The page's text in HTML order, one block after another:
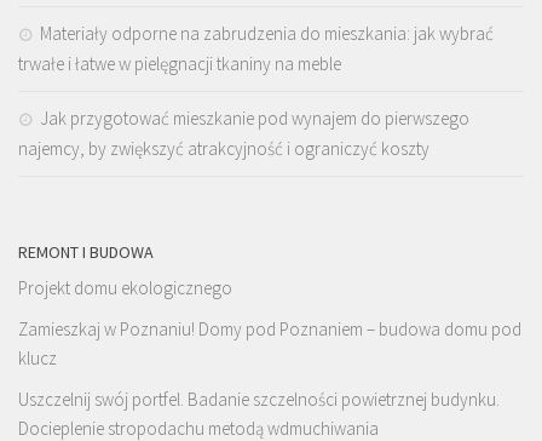
Materiały odporne na zabrudzenia do mieszkania: jak wybrać
trwałe i łatwe w pielęgnacji tkaniny na meble
Jak przygotować mieszkanie pod wynajem do pierwszego
najemcy, by zwiększyć atrakcyjność i ograniczyć koszty
REMONT I BUDOWA
Projekt domu ekologicznego
Zamieszkaj w Poznaniu! Domy pod Poznaniem – budowa domu pod
klucz
Uszczelnij swój portfel. Badanie szczelności powietrznej budynku.
Docieplenie stropodachu metodą wdmuchiwania